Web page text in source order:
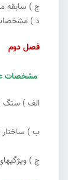
ج )
د )
فصل دوم
مشخصات
الف
ب )
ج )